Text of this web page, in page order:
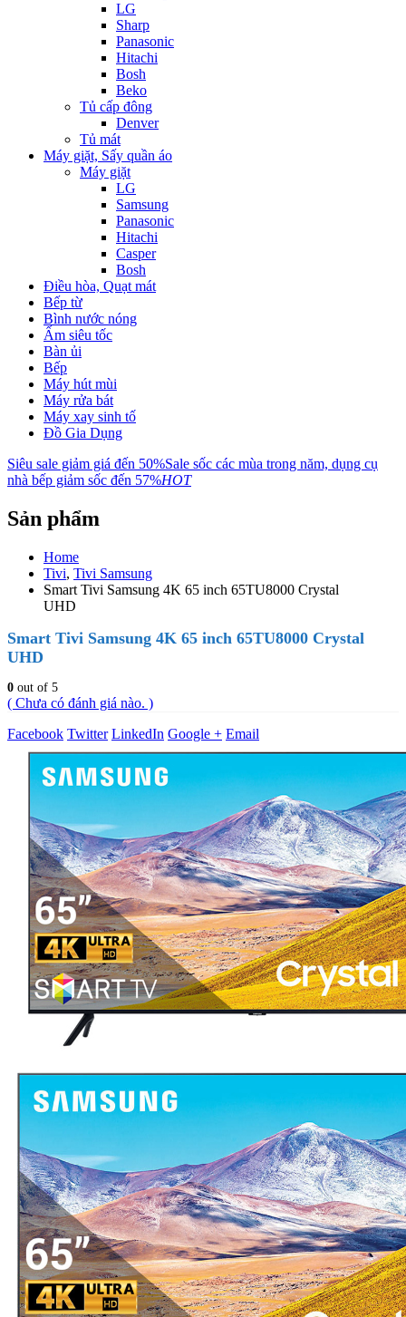
LG
Sharp
Panasonic
Hitachi
Bosh
Beko
Tủ cấp đông
Denver
Tủ mát
Máy giặt, Sấy quần áo
Máy giặt
LG
Samsung
Panasonic
Hitachi
Casper
Bosh
Điều hòa, Quạt mát
Bếp từ
Bình nước nóng
Ấm siêu tốc
Bàn ủi
Bếp
Máy hút mùi
Máy rửa bát
Máy xay sinh tố
Đồ Gia Dụng
Siêu sale giảm giá đến 50%Sale sốc các mùa trong năm, dụng cụ
nhà bếp giảm sốc đến 57%HOT
Sản phẩm
Home
Tivi, Tivi Samsung
Smart Tivi Samsung 4K 65 inch 65TU8000 Crystal
UHD
Smart Tivi Samsung 4K 65 inch 65TU8000 Crystal
UHD
0 out of 5
( Chưa có đánh giá nào. )
Facebook Twitter LinkedIn Google + Email